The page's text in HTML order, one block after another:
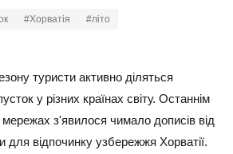
#Хорватія
#літо
туристи активно діляться
у різних країнах світу. Останнім
з'явилося чимало дописів від
для відпочинку узбережжя Хорватії.